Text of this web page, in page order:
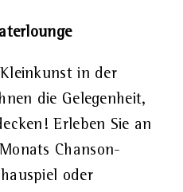
in der
die Gelegenheit,
Erleben Sie an
Chanson-
oder